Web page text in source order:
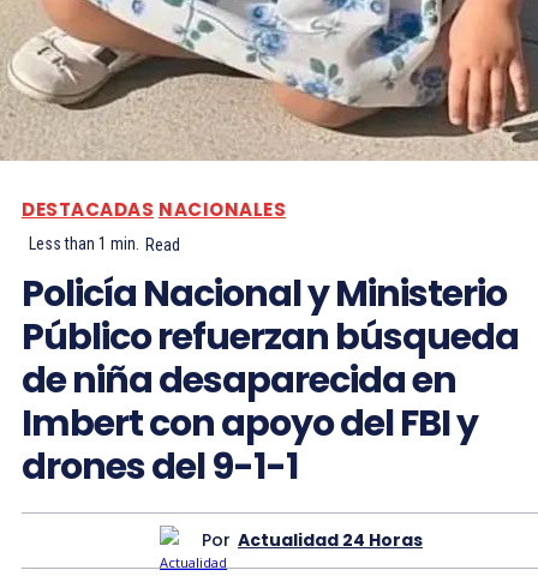
DESTACADAS NACIONALES
Less than 1 min. Read
Policía Nacional y Ministerio
Público refuerzan búsqueda
de niña desaparecida en
Imbert con apoyo del FBI y
drones del 9-1-1
Por Actualidad 24 Horas